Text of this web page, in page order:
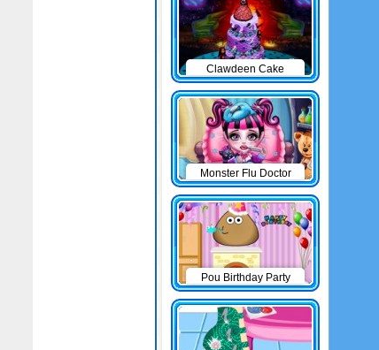
Clawdeen Cake
Monster Flu Doctor
Pou Birthday Party